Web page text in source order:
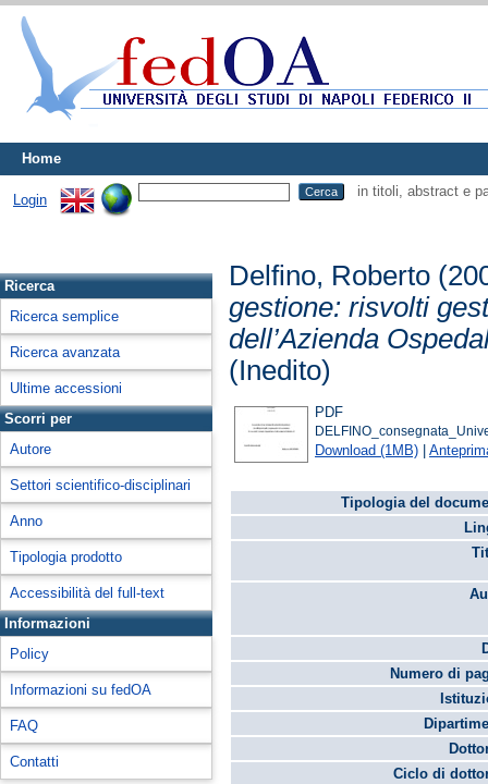
Home
Login
in titoli, abstract e
Ricerca
Ricerca semplice
Ricerca avanzata
Ultime accessioni
Scorri per
Autore
Settori scientifico-disciplinari
Anno
Tipologia prodotto
Accessibilità del full-text
Informazioni
Policy
Informazioni su fedOA
FAQ
Contatti
Delfino, Roberto
gestione: risvolti
dell’Azienda
(Inedito)
PDF
Download (1MB) |
Tipologia del
Numero di
Ciclo di